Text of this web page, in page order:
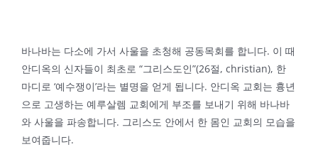
바나바는 다소에 가서 사울을 초청해 공동목회를 합니다. 이 때
안디옥의 신자들이 최초로 “그리스도인”(26절, christian), 한
마디로 ‘예수쟁이’라는 별명을 얻게 됩니다. 안디옥 교회는 흉년
으로 고생하는 예루살렘 교회에게 부조를 보내기 위해 바나바
와 사울을 파송합니다. 그리스도 안에서 한 몸인 교회의 모습을
보여줍니다.